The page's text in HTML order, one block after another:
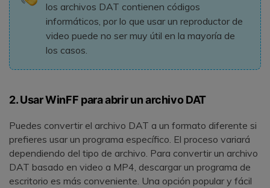
los archivos DAT contienen códigos
informáticos, por lo que usar un reproductor de
video puede no ser muy útil en la mayoría de
los casos.
2. Usar WinFF para abrir un archivo DAT
Puedes convertir el archivo DAT a un formato diferente si
prefieres usar un programa específico. El proceso variará
dependiendo del tipo de archivo. Para convertir un archivo
DAT basado en video a MP4, descargar un programa de
escritorio es más conveniente. Una opción popular y fácil